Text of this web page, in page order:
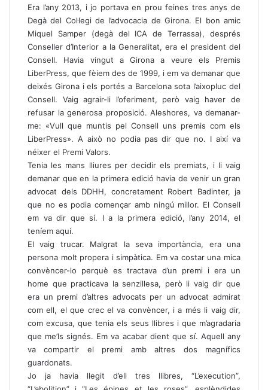
Era l’any 2013, i jo portava en prou feines tres anys de
Degà del Col·legi de l’advocacia de Girona. El bon amic
Miquel Samper (degà del ICA de Terrassa), després
Conseller d’Interior a la Generalitat, era el president del
Consell. Havia vingut a Girona a veure els Premis
LiberPress, que fèiem des de 1999, i em va demanar que
deixés Girona i els portés a Barcelona sota l’aixopluc del
Consell. Vaig agrair-li l’oferiment, però vaig haver de
refusar la generosa proposició. Aleshores, va demanar-
me: «Vull que muntis pel Consell uns premis com els
LiberPress». A això no podia pas dir que no. I així va
néixer el Premi Valors.
Tenia les mans lliures per decidir els premiats, i li vaig
demanar que en la primera edició havia de venir un gran
advocat dels DDHH, concretament Robert Badinter, ja
que no es podia començar amb ningú millor. El Consell
em va dir que sí. I a la primera edició, l’any 2014, el
teníem aquí.
El vaig trucar. Malgrat la seva importància, era una
persona molt propera i simpàtica. Em va costar una mica
convèncer-lo perquè es tractava d’un premi i era un
home que practicava la senzillesa, però li vaig dir que
era un premi d’altres advocats per un advocat admirat
com ell, el que crec el va convèncer, i a més li vaig dir,
com excusa, que tenia els seus llibres i que m’agradaria
que me’ls signés. Em va acabar dient que sí. Aquell any
va compartir el premi amb altres dos magnífics
guardonats.
Jo ja havia llegit d’ell tres llibres, “L’execution”,